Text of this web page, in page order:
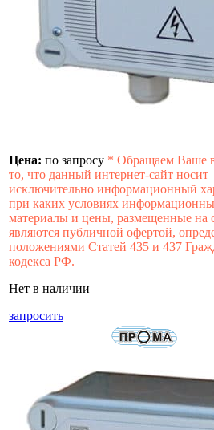
Цена: по запросу * Обращаем Ваше
то, что данный интернет-сайт носит
исключительно информационный
при каких условиях
материалы и цены, размещенные на
являются публичной офертой,
положениями Статей 435 и 437
кодекса РФ.
Нет в наличии
запросить